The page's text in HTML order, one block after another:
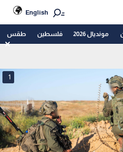
English
مونديال 2026 فلسطين طقس
1